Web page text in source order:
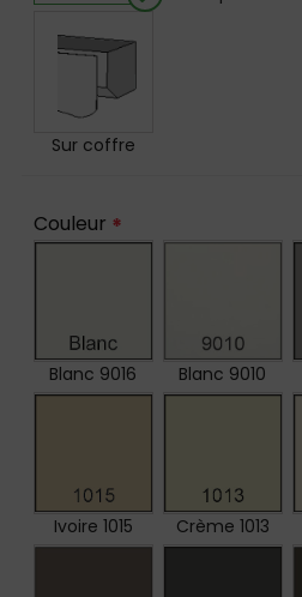
Sur coffre
Couleur *
Blanc 9016 Blanc 9010
Ivoire 1015 Crème 1013